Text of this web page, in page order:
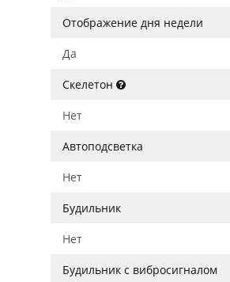
Отображение дня недели
Да
Скелетон
Нет
Автоподсветка
Нет
Будильник
Нет
Будильник с вибросигналом